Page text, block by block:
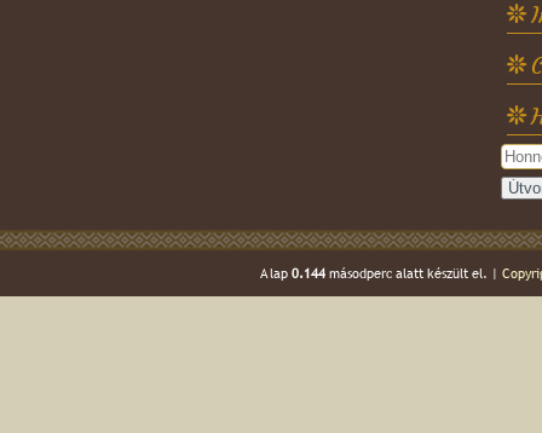
A lap 0.144másodperc alatt készült el. |